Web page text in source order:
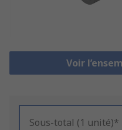
Voir
Sous-total (1 unité)*